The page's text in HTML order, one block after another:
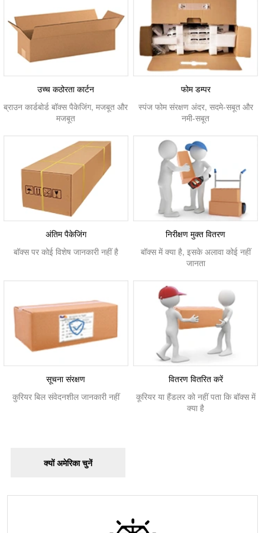
उच्च कठोरता कार्टन
ब्राउन कार्डबोर्ड बॉक्स पैकेजिंग, मजबूत और
मजबूत
फोम डम्पर
स्पंज फोम संरक्षण अंदर, सदमे-सबूत और
नमी-सबूत
अंतिम पैकेजिंग
बॉक्स पर कोई विशेष जानकारी नहीं है
निरीक्षण मुक्त वितरण
बॉक्स में क्या है, इसके अलावा कोई नहीं
जानता
सूचना संरक्षण
कुरियर बिल संवेदनशील जानकारी नहीं
वितरण वितरित करें
कूरियर या हैंडलर को नहीं पता कि बॉक्स में
क्या है
क्यों अमेरिका चुनें